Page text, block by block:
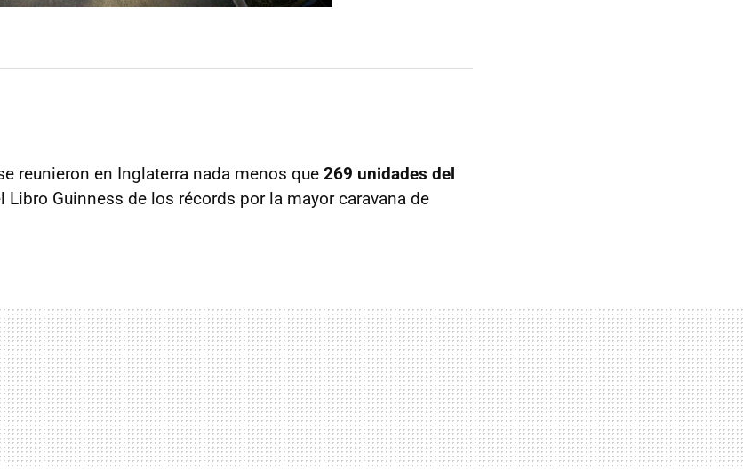
reunieron en Inglaterra nada menos que 269 unidades del
Libro Guinness de los récords por la mayor caravana de